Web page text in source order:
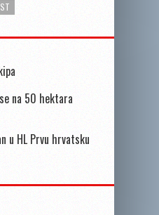
na 50 hektara
u HL Prvu hrvatsku